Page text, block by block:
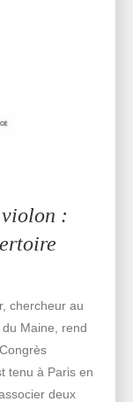
violon :
chercheur au
du Maine, rend
tenu à Paris en
deux